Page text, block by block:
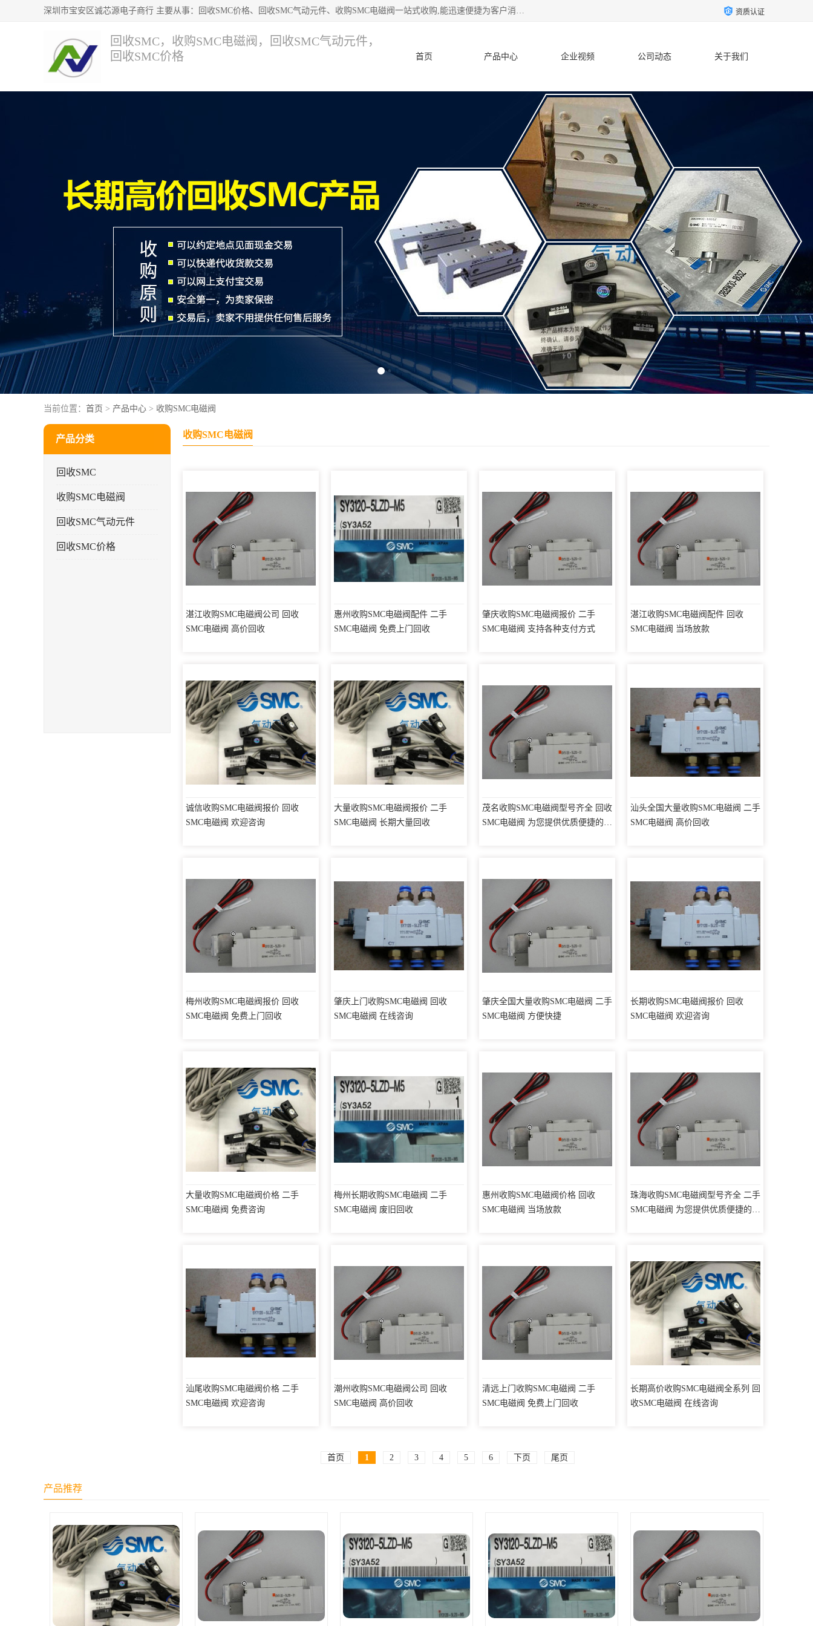
深圳市宝安区诚芯源电子商行 主要从事：回收SMC价格、回收SMC气动元件、收购SMC电磁阀一站式收购,能迅速便捷为客户消化库存、减少仓储、回笼资金，我们交易灵活方便，现金支付，价格优势合理，在业务方面赢得广大客户的一致好评 热情欢迎有库存需要处理的客户 请尽快联系我们 资质认证
回收SMC，收购SMC电磁阀，回收SMC气动元件，
回收SMC价格
首页 产品中心 企业视频 公司动态 关于我们
当前位置： 首页 > 产品中心 > 收购SMC电磁阀
产品分类
回收SMC
收购SMC电磁阀
回收SMC气动元件
回收SMC价格
收购SMC电磁阀
湛江收购SMC电磁阀公司 回收
SMC电磁阀 高价回收
惠州收购SMC电磁阀配件 二手
SMC电磁阀 免费上门回收
肇庆收购SMC电磁阀报价 二手
SMC电磁阀 支持各种支付方式
湛江收购SMC电磁阀配件 回收
SMC电磁阀 当场放款
诚信收购SMC电磁阀报价 回收
SMC电磁阀 欢迎咨询
大量收购SMC电磁阀报价 二手
SMC电磁阀 长期大量回收
茂名收购SMC电磁阀型号齐全 回收
SMC电磁阀 为您提供优质便捷的服
汕头全国大量收购SMC电磁阀 二手
SMC电磁阀 高价回收
梅州收购SMC电磁阀报价 回收
SMC电磁阀 免费上门回收
肇庆上门收购SMC电磁阀 回收
SMC电磁阀 在线咨询
肇庆全国大量收购SMC电磁阀 二手
SMC电磁阀 方便快捷
长期收购SMC电磁阀报价 回收
SMC电磁阀 欢迎咨询
大量收购SMC电磁阀价格 二手
SMC电磁阀 免费咨询
梅州长期收购SMC电磁阀 二手
SMC电磁阀 废旧回收
惠州收购SMC电磁阀价格 回收
SMC电磁阀 当场放款
珠海收购SMC电磁阀型号齐全 二手
SMC电磁阀 为您提供优质便捷的服
汕尾收购SMC电磁阀价格 二手
SMC电磁阀 欢迎咨询
潮州收购SMC电磁阀公司 回收
SMC电磁阀 高价回收
清远上门收购SMC电磁阀 二手
SMC电磁阀 免费上门回收
长期高价收购SMC电磁阀全系列 回
收SMC电磁阀 在线咨询
首页 1 2 3 4 5 6 下页 尾页
产品推荐